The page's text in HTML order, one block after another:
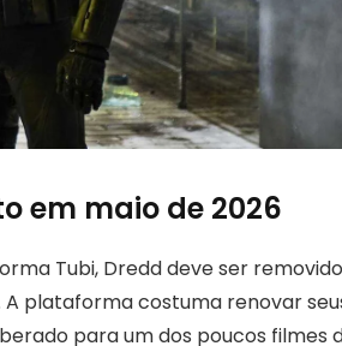
em maio de 2026
Tubi, Dredd deve ser
plataforma costuma renovar
para um dos poucos filmes